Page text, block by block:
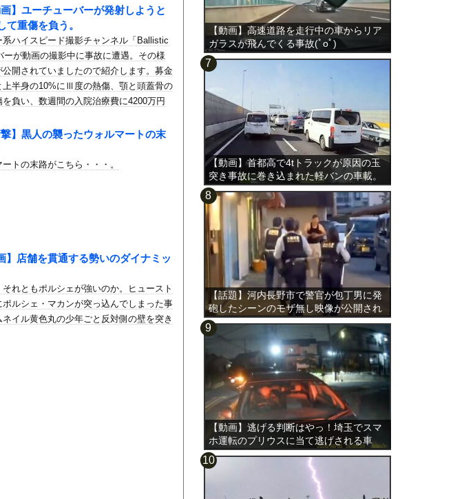
ーズVer.）」アクショ...
レコが（ノ∇`）
ｗｗ（画像あり）
ディズニー信者、帰国後『...
うｗｗｗｗｗｗ
これ
判明
ｗ
まう…
てしまうｗｗｗ
いいな？と問うと、元嫁...
クライナメディア！
び交う。1週間ぶりの投...
庫があったから、開けてみ...
画】ユーチューバーが発射しようと
て重傷を負う。
ハイスピード撮影チャンネル「Ballistic
ーが動画の撮影中に事故に遭遇。その様
開されていましたので紹介します。募金
上半身の10%にⅢ度の熱傷、顎と頭蓋骨の
負い、数週間の入院治療費に4200万円
撃】黒人の襲ったウォルマートの末
トの末路がこちら・・・。
】店舗を貫通する勢いのダイナミッ
れともポルシェが強いのか。ヒュースト
ルシェ・マカンが突っ込んでしまった事
イル黄色丸の少年ごと反対側の壁を突き
【動画】高速道路を走行中の車からリア
ガラスが飛んでくる事故(ﾟoﾟ)
【動画】首都高で4tトラックが原因の玉
突き事故に巻き込まれた軽バンの車載。
【話題】河内長野市で警官が包丁男に発
砲したシーンのモザ無し映像が公開され
る。
【動画】逃げる判断はやっ！埼玉でスマ
ホ運転のプリウスに当て逃げされる車
載。